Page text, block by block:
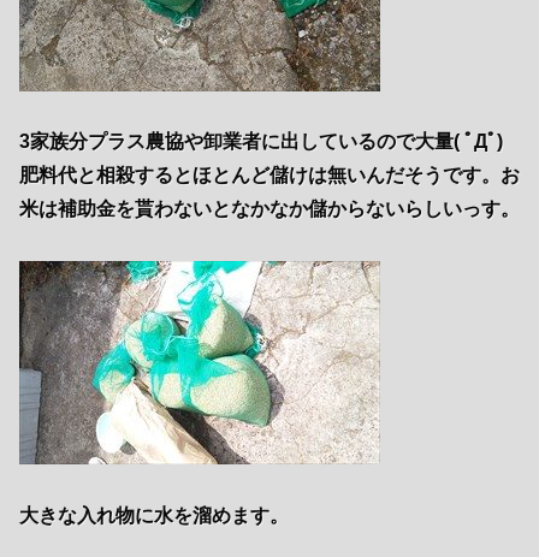
3家族分プラス農協や卸業者に出しているので大量( ﾟДﾟ)
肥料代と相殺するとほとんど儲けは無いんだそうです。お
米は補助金を貰わないとなかなか儲からないらしいっす。
大きな入れ物に水を溜めます。